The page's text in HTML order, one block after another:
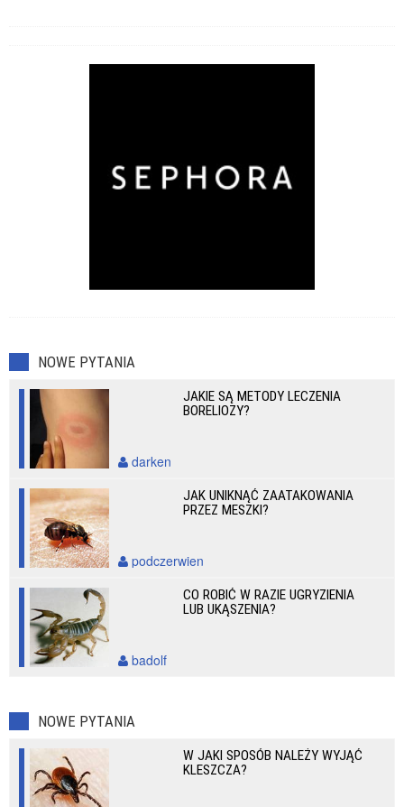
NOWE PYTANIA
JAKIE SĄ METODY LECZENIA
BORELIOZY?
darken
JAK UNIKNĄĆ ZAATAKOWANIA
PRZEZ MESZKI?
podczerwien
CO ROBIĆ W RAZIE UGRYZIENIA
LUB UKĄSZENIA?
badolf
NOWE PYTANIA
W JAKI SPOSÓB NALEŻY WYJĄĆ
KLESZCZA?